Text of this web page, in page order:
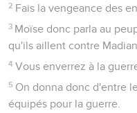
2 Fais la vengeance des
3 Moïse donc parla au
qu'ils aillent contre
4 Vous enverrez à la
5 On donna donc d'entre
équipés pour la guerre.